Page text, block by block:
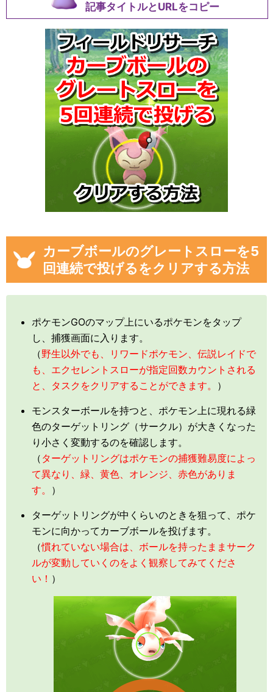
記事タイトルとURLをコピー
カーブボールのグレートスローを5
回連続で投げるをクリアする方法
ポケモンGOのマップ上にいるポケモンをタップ
し、捕獲画面に入ります。
（野生以外でも、リワードポケモン、伝説レイドで
も、エクセレントスローが指定回数カウントされる
と、タスクをクリアすることができます。 ）
モンスターボールを持つと、ポケモン上に現れる緑
色のターゲットリング（サークル）が大きくなった
り小さく変動するのを確認します。
（ ターゲットリングはポケモンの捕獲難易度によっ
て異なり、緑、黄色、オレンジ、赤色がありま
す。 ）
ターゲットリングが中くらいのときを狙って、ポケ
モンに向かってカーブボールを投げます。
（慣れていない場合は、ボールを持ったままサーク
ルが変動していくのをよく観察してみてくださ
い！ ）